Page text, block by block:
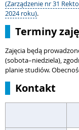
(Zarządzenie nr 31
2024 roku).
Terminy
Zajęcia będą
(sobota–niedziela),
planie studiów.
Kontakt